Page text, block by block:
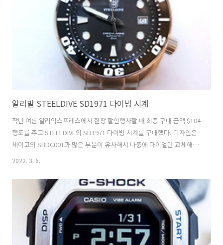
란색 야광보다 더 나아 보인다. 브레이슬릿까지 장착하고 조립이 끝난 모
알리발 STEELDIVE SD1971 다이빙 시계
작년 여름 알리익스프레스에서 한창 할인행사할 때 최종 구매 금액 $104
정도를 주고 STEELDIVE의 SD1971 다이빙 시계를 구매했다. 디자인은
세이코의 SBDC001과 많은 부분이 유사해서 나중에 다이얼만 교체해서
다. 다음은 해당 웹사이트에서 발췌해온 시계의 제원이다. 베젤도 세라믹
재질이고 베젤 인덱스도 야광처리 되어 있다. 야광의 색상은 블루이다.
Model: SD1971 Brand: Steeldive Size: 45mm Thickness: 14mm
Lug Size: 20mm Lug to Lug Size: 52.5mm Weight without strap:
2022. 3. 6.